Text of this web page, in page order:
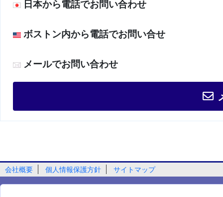
日本から電話でお問い合わせ
ボストン内から電話でお問い合せ
メールでお問い合わせ
会社概要 個人情報保護方針 サイトマップ